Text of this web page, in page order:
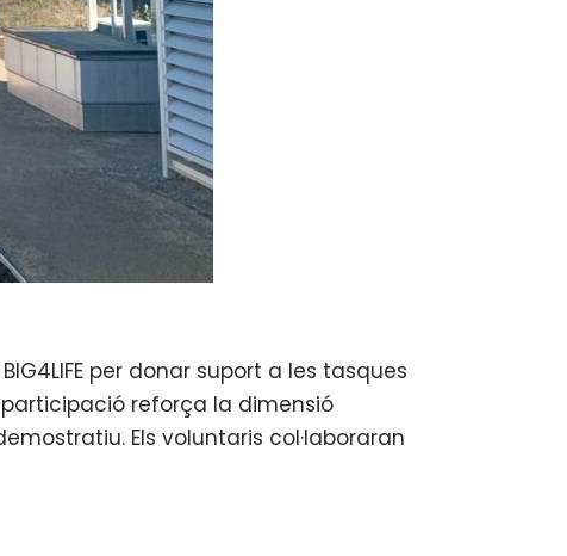
per donar suport a les tasques
participació reforça la dimensió
Els voluntaris col·laboraran